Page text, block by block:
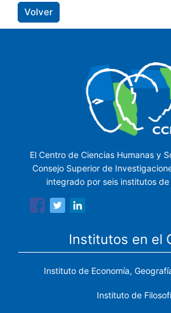
Volver
El Centro de Ciencias Humanas y
Consejo Superior de
integrado por seis institutos
Institutos en el
Instituto de Economía,
Instituto de